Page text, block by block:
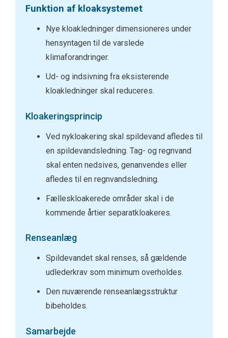
Funktion af kloaksystemet
Nye kloakledninger dimensioneres under
hensyntagen til de varslede
klimaforandringer.
Ud- og indsivning fra eksisterende
kloakledninger skal reduceres.
Kloakeringsprincip
Ved nykloakering skal spildevand afledes til
en spildevandsledning. Tag- og regnvand
skal enten nedsives, genanvendes eller
afledes til en regnvandsledning.
Fælleskloakerede områder skal i de
kommende årtier separatkloakeres.
Renseanlæg
Spildevandet skal renses, så gældende
udlederkrav som minimum overholdes.
Den nuværende renseanlægsstruktur
bibeholdes.
Samarbejde